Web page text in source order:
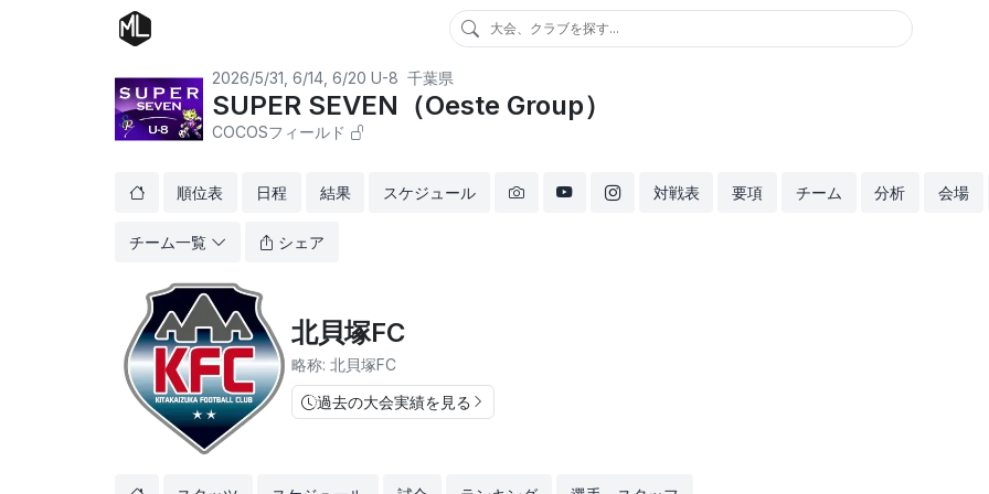
大会、クラブを探す...
2026/5/31, 6/14, 6/20 U-8 千葉県
SUPER SEVEN（Oeste Group）
COCOSフィールド
順位表 日程 結果 スケジュール 対戦表 要項 チーム 分析 会場
チーム一覧 シェア
北貝塚FC
略称: 北貝塚FC
過去の大会実績を見る